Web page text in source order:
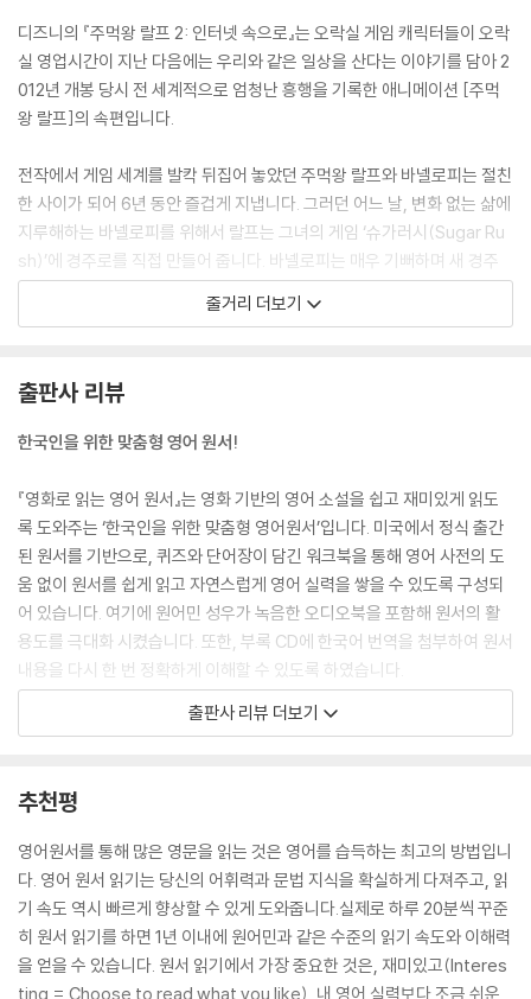
디즈니의 『주먹왕 랄프 2: 인터넷 속으로』는 오락실 게임 캐릭터들이 오락
실 영업시간이 지난 다음에는 우리와 같은 일상을 산다는 이야기를 담아 2
012년 개봉 당시 전 세계적으로 엄청난 흥행을 기록한 애니메이션 [주먹
왕 랄프]의 속편입니다.
전작에서 게임 세계를 발칵 뒤집어 놓았던 주먹왕 랄프와 바넬로피는 절친
한 사이가 되어 6년 동안 즐겁게 지냅니다. 그러던 어느 날, 변화 없는 삶에
지루해하는 바넬로피를 위해서 랄프는 그녀의 게임 ‘슈가러시(Sugar Ru
sh)’에 경주로를 직접 만들어 줍니다. 바넬로피는 매우 기뻐하며 새 경주
로를 즐기며 실제 오락실에서 게임을 하고 있는 아이의 조종을 따르지 않
고 마음대로 움직였고, 그 와중에 게임기의 조종 핸들이 뽑히는 사고가 일
는 인터넷 사이트에서 조종 핸들을 팔고 있다는 정보를 알게 되지만, 너무
비싼 가격 때문에 슈가 러시를 금요일에 고물상에 팔겠다고 하고 게임 기
‘슈가 러시’ 캐릭터들은 졸지에 게임과 집을 잃은 신세가 됩니다.
게임을 잃어 상심한 바넬로피를 위해 랄프는 이베이로 가서 조종 핸들을
가져오겠다고 결심합니다. 그렇게 바넬로피와 랄프는 조종 핸들을 찾아 와
이파이를 타고 인터넷으로 접속합니다. 하지만 인터넷 세상은 그들이 이제
까지 경험했던 것과 너무 달라서 두 친구들을 혼란스럽게 합니다.
오락실 게임 캐릭터에 불과한 바넬로피와 랄프는 정신없이 복잡한 인터넷
속에서 무사히 슈가 러시의 조종 핸들을 찾아낼 수 있을까요? 사랑할 수밖
줄거리 더보기
출판사 리뷰
한국인을 위한 맞춤형 영어 원서!
『영화로 읽는 영어 원서』는 영화 기반의 영어 소설을 쉽고 재미있게 읽도
록 도와주는 ‘한국인을 위한 맞춤형 영어원서’입니다. 미국에서 정식 출간
된 원서를 기반으로, 퀴즈와 단어장이 담긴 워크북을 통해 영어 사전의 도
움 없이 원서를 쉽게 읽고 자연스럽게 영어 실력을 쌓을 수 있도록 구성되
어 있습니다. 여기에 원어민 성우가 녹음한 오디오북을 포함해 원서의 활
용도를 극대화 시켰습니다. 또한, 부록 CD에 한국어 번역을 첨부하여 원서
내용을 다시 한 번 정확하게 이해할 수 있도록 하였습니다.
이런 탄탄한 구성 덕분에 『영화로 읽는 영어 원서』 시리즈는, EBS 운영 어
마다 어학 분야에 베스트셀러 진입하는 등 ‘검증받은 영어원서’로 큰 사랑
을 받고 있습니다.
이 책이 필요한 독자들
- 영어원서 읽기를 처음 시작하는 독자
- 쉽고 재미있는 원서를 찾고 있는 영어 학습자
출판사 리뷰 더보기
추천평
영어원서를 통해 많은 영문을 읽는 것은 영어를 습득하는 최고의 방법입니
다. 영어 원서 읽기는 당신의 어휘력과 문법 지식을 확실하게 다져주고, 읽
기 속도 역시 빠르게 향상할 수 있게 도와줍니다.실제로 하루 20분씩 꾸준
히 원서 읽기를 하면 1년 이내에 원어민과 같은 수준의 읽기 속도와 이해력
을 얻을 수 있습니다. 원서 읽기에서 가장 중요한 것은, 재미있고(Interes
ting = Choose to read what you like), 내 영어 실력보다 조금 쉬운